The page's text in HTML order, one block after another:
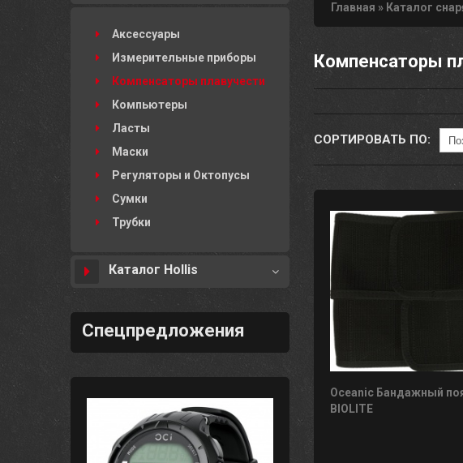
Аксессуары
Измерительные приборы
Компенсаторы плавучести
Компьютеры
Ласты
Маски
Регуляторы и Октопусы
Сумки
Трубки
Каталог Hollis
Спецпредложения
Главная » Каталог
Компенсаторы
СОРТИРОВАТЬ ПО:
Oceanic Бандажный
BIOLITE